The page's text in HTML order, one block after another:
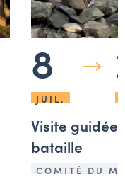
8
JUIL.
Visite guidée
bataille
COMITÉ DU